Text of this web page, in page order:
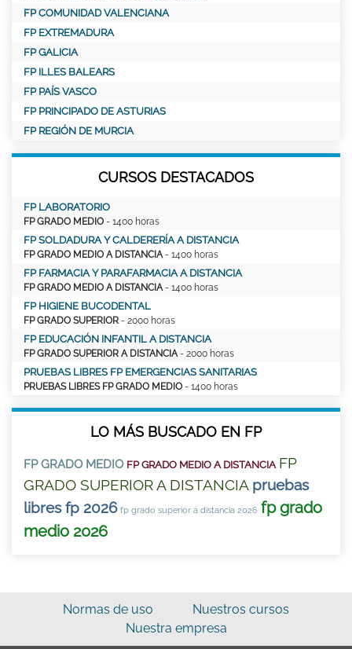
FP COMUNIDAD VALENCIANA
FP EXTREMADURA
FP GALICIA
FP ILLES BALEARS
FP PAÍS VASCO
FP PRINCIPADO DE ASTURIAS
FP REGIÓN DE MURCIA
CURSOS DESTACADOS
FP LABORATORIO
FP GRADO MEDIO - 1400 horas
FP SOLDADURA Y CALDERERÍA A DISTANCIA
FP GRADO MEDIO A DISTANCIA - 1400 horas
FP FARMACIA Y PARAFARMACIA A DISTANCIA
FP GRADO MEDIO A DISTANCIA - 1400 horas
FP HIGIENE BUCODENTAL
FP GRADO SUPERIOR - 2000 horas
FP EDUCACIÓN INFANTIL A DISTANCIA
FP GRADO SUPERIOR A DISTANCIA - 2000 horas
PRUEBAS LIBRES FP EMERGENCIAS SANITARIAS
PRUEBAS LIBRES FP GRADO MEDIO - 1400 horas
LO MÁS BUSCADO EN FP
FP GRADO MEDIO FP GRADO MEDIO A DISTANCIA FP
GRADO SUPERIOR A DISTANCIA pruebas
libres fp 2026 fp grado superior a distancia 2026 fp grado
medio 2026
Normas de uso
Nuestros cursos
Nuestra empresa